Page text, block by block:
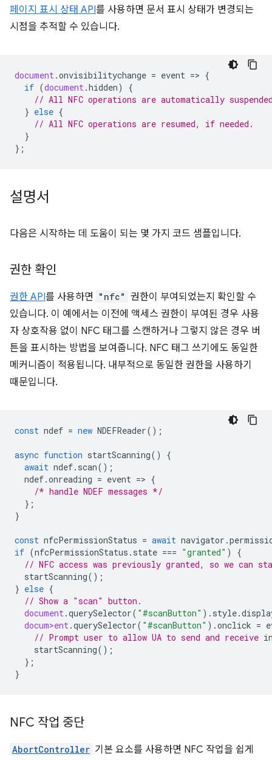
페이지 표시 상태 API를 사용하면 문서 표시 상태가 변경되는
시점을 추적할 수 있습니다.
document.onvisibilitychange = event => {
if (document.hidden)
{
// All NFC operations are automatically
} else {
// All NFC operations are resumed, if needed.
}
};
설명서
다음은 시작하는 데 도움이 되는 몇 가지 코드 샘플입니다.
권한 확인
권한 API를 사용하면 "nfc" 권한이 부여되었는지 확인할 수
있습니다. 이 예에서는 이전에 액세스 권한이 부여된 경우 사용
자 상호작용 없이 NFC 태그를 스캔하거나 그렇지 않은 경우 버
튼을 표시하는 방법을 보여줍니다. NFC 태그 쓰기에도 동일한
메커니즘이 적용됩니다. 내부적으로 동일한 권한을 사용하기
때문입니다.
const ndef = new NDEFReader();
async function startScanning()
{
await ndef. scan();
ndef.onreading = event => {
/* handle NDEF messages */
};
}
const nfcPermissionStatus = await navigator .
if (nfcPermissionStatus . state === "granted" )
{
// NFC access was previously granted, so we can
startScanning();
} else {
// Show a "scan" button.
document.querySelector( "#scanButton" ). style.
docum>ent.querySelector( "#scanButton" ).onclick =
// Prompt user to allow UA to send and receive
startScanning();
};
}
NFC 작업 중단
AbortController 기본 요소를 사용하면 NFC 작업을 쉽게